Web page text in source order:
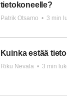
tietokoneelle?
Patrik Otsamo • 3 min
Kuinka estää
Riku Nevala • 3 min